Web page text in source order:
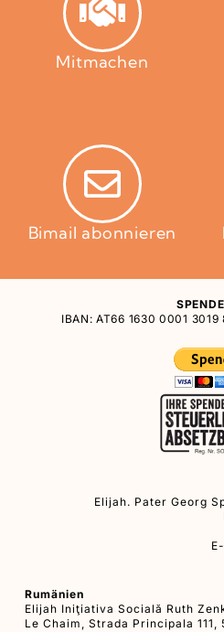
Mitmachen
Bimail abonnieren
IBAN: AT66 1630 0001 3019
Elijah. Pater Georg
Rumänien
Elijah Iniţiativa Socială Ruth
Le Chaim, Strada Principala 111,